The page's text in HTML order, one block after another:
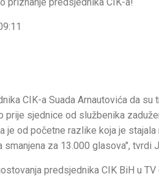
CIK-a Suada Arnautovića da
prije sjednice od službenika
je od početne razlike koja je
za 13.000 glasova", tvrdi
predsjednika CIK BiH u TV